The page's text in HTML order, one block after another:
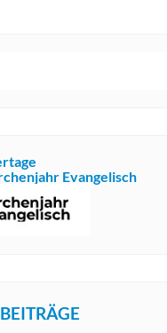
Evangelisch